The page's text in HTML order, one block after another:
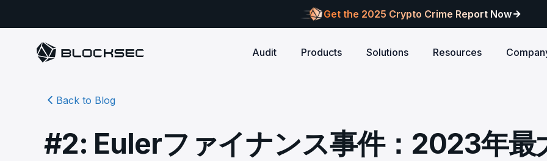
Get the 2025 Crypto Crime Report Now
Audit
robust, reliable, and meets top security
standards.
Products
Phalcon Security
Detect every threat, alert what
Phalcon Compliance
Free Trial
Identify illicit activities, manage risks,
Trace.ai
New
Trace stolen crypto with AI-
Solutions
real-time. Safeguard both user assets and your
reputation.
Identify illicit activities, manage risks, and ensure
AML/CFT compliance.
Protect
attacks at
reputation.
Resources
security audits by Block Sec.
new.
Where cutting-edge research
meets real-world security.
partners shaping the
security landscape.
Back to Blog
#2: Eulerファイナンス事件：2023年最